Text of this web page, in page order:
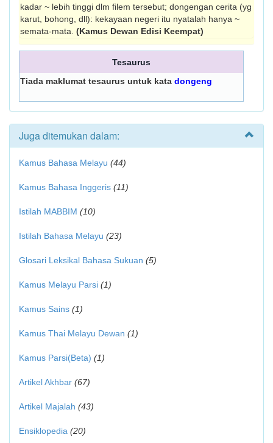
kadar ~ lebih tinggi dlm filem tersebut; dongengan cerita (yg
karut, bohong, dll): kekayaan negeri itu nyatalah hanya ~
semata-mata. (Kamus Dewan Edisi Keempat)
Tesaurus
Tiada maklumat tesaurus untuk kata dongeng
Juga ditemukan dalam:
Kamus Bahasa Melayu (44)
Kamus Bahasa Inggeris (11)
Istilah MABBIM (10)
Istilah Bahasa Melayu (23)
Glosari Leksikal Bahasa Sukuan (5)
Kamus Melayu Parsi (1)
Kamus Sains (1)
Kamus Thai Melayu Dewan (1)
Kamus Parsi(Beta) (1)
Artikel Akhbar (67)
Artikel Majalah (43)
Ensiklopedia (20)